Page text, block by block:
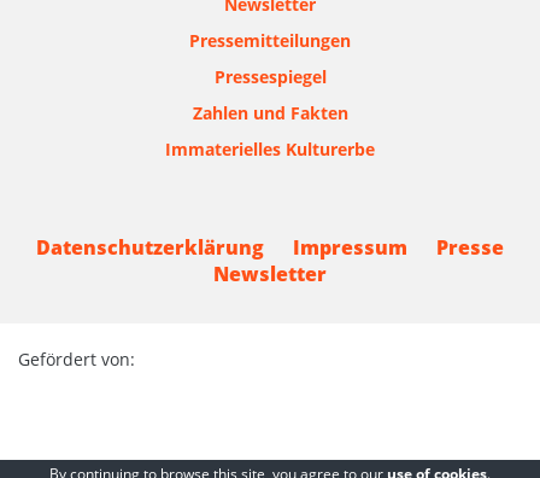
Pressemitteilungen
Pressespiegel
Zahlen und Fakten
Immaterielles Kulturerbe
Datenschutzerklärung Impressum
Presse
Newsletter
Gefördert von:
By continuing to browse this site, you agree to our use of cookies.